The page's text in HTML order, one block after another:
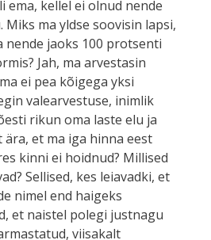
ema, kellel ei olnud nende
Miks ma yldse soovisin lapsi,
nende jaoks 100 protsenti
Jah, ma arvestasin
ei pea kõigega yksi
valearvestuse, inimlik
rikun oma laste elu ja
et ma iga hinna eest
kinni ei hoidnud? Millised
Sellised, kes leiavadki, et
nimel end haigeks
et naistel polegi justnagu
viisakalt